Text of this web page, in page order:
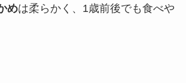
めは柔らかく、1歳前後でも食べや